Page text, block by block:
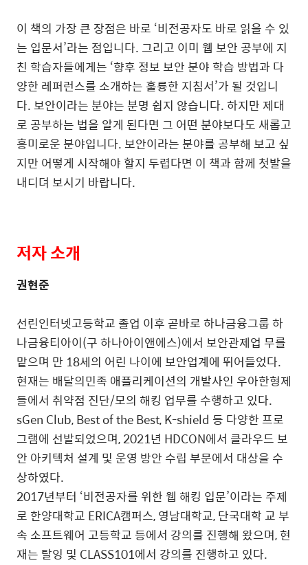
이 책의 가장 큰 장점은 바로 ‘비전공자도 바로 읽을 수 있
는 입문서’라는 점입니다. 그리고 이미 웹 보안 공부에 지
친 학습자들에게는 ‘향후 정보 보안 분야 학습 방법과 다
양한 레퍼런스를 소개하는 훌륭한 지침서’가 될 것입니
다. 보안이라는 분야는 분명 쉽지 않습니다.하지만 제대
로 공부하는 법을 알게 된다면 그 어떤 분야보다도 새롭고
흥미로운 분야입니다. 보안이라는 분야를 공부해 보고 싶
지만 어떻게 시작해야 할지 두렵다면 이 책과 함께 첫발을
내디뎌 보시기 바랍니다.
저자 소개
권현준
선린인터넷고등학교 졸업 이후 곧바로 하나금융그룹 하
나금융티아이(구 하나아이앤에스)에서 보안관제업 무를
맡으며 만 18세의 어린 나이에 보안업계에 뛰어들었다.
현재는 배달의민족 애플리케이션의 개발사인 우아한형제
들에서 취약점 진단/모의 해킹 업무를 수행하고 있다.
sGen Club, Best of the Best, K-shield 등 다양한 프로
그램에 선발되었으며, 2021년 HDCON에서 클라우드 보
안 아키텍처 설계 및 운영 방안 수립 부문에서 대상을 수
상하였다.
2017년부터 ‘비전공자를 위한 웹 해킹 입문’이라는 주제
로 한양대학교 ERICA캠퍼스,영남대학교,단국대학 교 부
속 소프트웨어 고등학교 등에서 강의를 진행해 왔으며,현
재는 탈잉 및 CLASS101에서 강의를 진행하고 있다.